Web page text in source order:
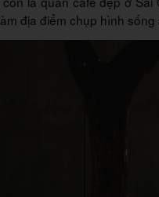
địa điểm chụp hình sống